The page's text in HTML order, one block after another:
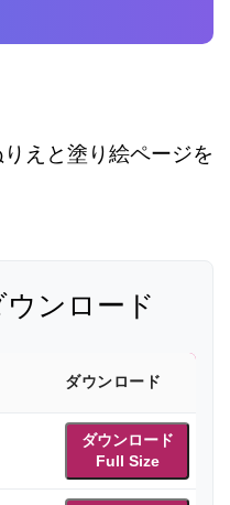
えと塗り絵ページを
ンロード
ダウンロード
ダウンロード
Full Size